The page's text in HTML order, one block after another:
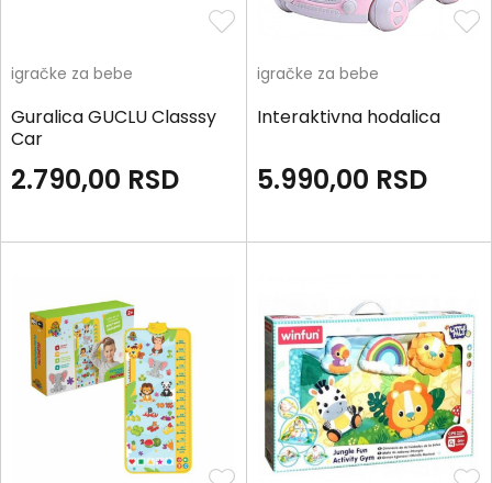
igračke za bebe
Guralica GUCLU Classsy
Car
2.790,00 RSD
igračke za bebe
Interaktivna hodalica
5.990,00 RSD